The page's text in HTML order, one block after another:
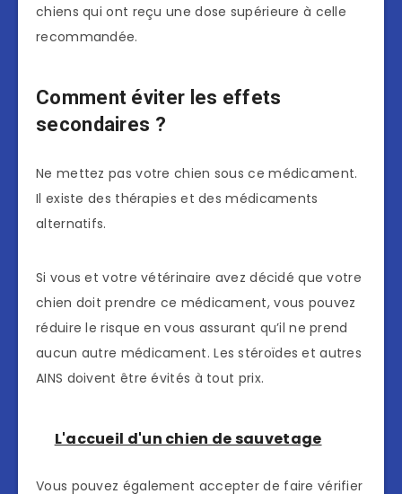
chiens qui ont reçu une dose supérieure à celle
recommandée.
Comment éviter les effets
secondaires ?
Ne mettez pas votre chien sous ce médicament.
Il existe des thérapies et des médicaments
alternatifs.
Si vous et votre vétérinaire avez décidé que votre
chien doit prendre ce médicament, vous pouvez
réduire le risque en vous assurant qu’il ne prend
aucun autre médicament. Les stéroïdes et autres
AINS doivent être évités à tout prix.
L'accueil d'un chien de sauvetage
Vous pouvez également accepter de faire vérifier